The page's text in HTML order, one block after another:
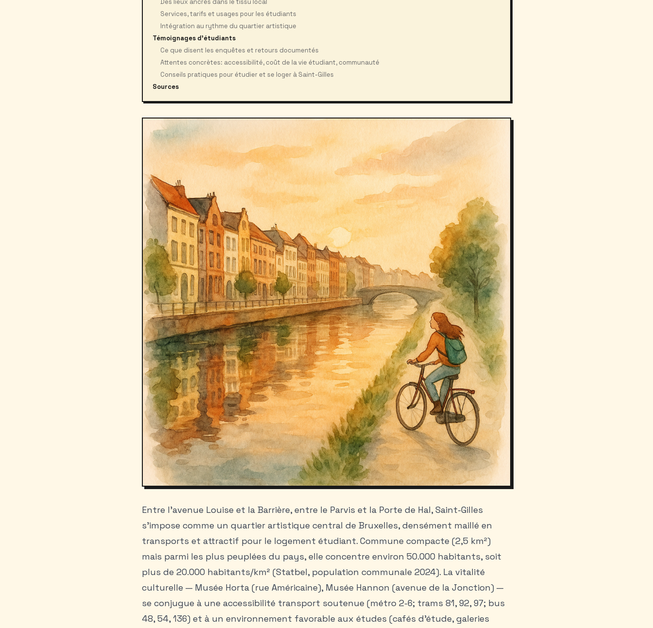
Des lieux ancrés dans le tissu local
Services, tarifs et usages pour les étudiants
Intégration au rythme du quartier artistique
Témoignages d'étudiants
Ce que disent les enquêtes et retours documentés
Attentes concrètes: accessibilité, coût de la vie étudiant, communauté
Conseils pratiques pour étudier et se loger à Saint-Gilles
Sources
Entre l’avenue Louise et la Barrière, entre le Parvis et la Porte de Hal, Saint-Gilles
s’impose comme un quartier artistique central de Bruxelles, densément maillé en
transports et attractif pour le logement étudiant. Commune compacte (2,5 km²)
mais parmi les plus peuplées du pays, elle concentre environ 50.000 habitants, soit
plus de 20.000 habitants/km² (Statbel, population communale 2024). La vitalité
culturelle — Musée Horta (rue Américaine), Musée Hannon (avenue de la Jonction) —
se conjugue à une accessibilité transport soutenue (métro 2-6; trams 81, 92, 97; bus
48, 54, 136) et à un environnement favorable aux études (cafés d’étude, galeries